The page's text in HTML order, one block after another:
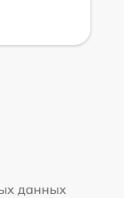
данных